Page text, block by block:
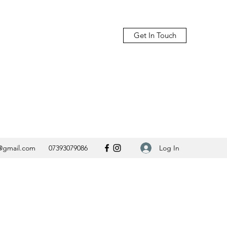
Get In Touch
07393079086 Log In